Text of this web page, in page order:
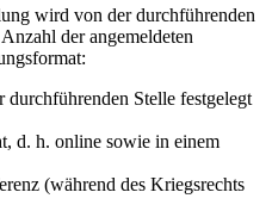
wird von der durchführenden
der angemeldeten
durchführenden Stelle festgelegt
d. h. online sowie in einem
(während des Kriegsrechts